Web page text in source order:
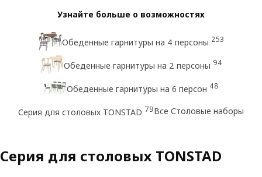
Узнайте больше о возможностях
Обеденные гарнитуры на 4 персоны 253
Обеденные гарнитуры на 2 персоны 94
Обеденные гарнитуры на 6 персон 48
Серия для столовых TONSTAD 79Все Столовые наборы
Серия для столовых TONSTAD